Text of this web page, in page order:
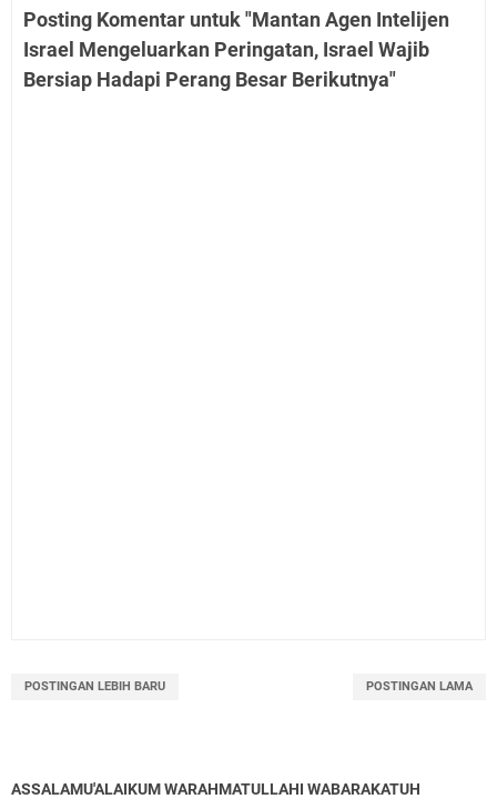
Posting Komentar untuk "Mantan Agen Intelijen
Israel Mengeluarkan Peringatan, Israel Wajib
Bersiap Hadapi Perang Besar Berikutnya"
POSTINGAN LEBIH BARU POSTINGAN LAMA
ASSALAMU'ALAIKUM WARAHMATULLAHI WABARAKATUH